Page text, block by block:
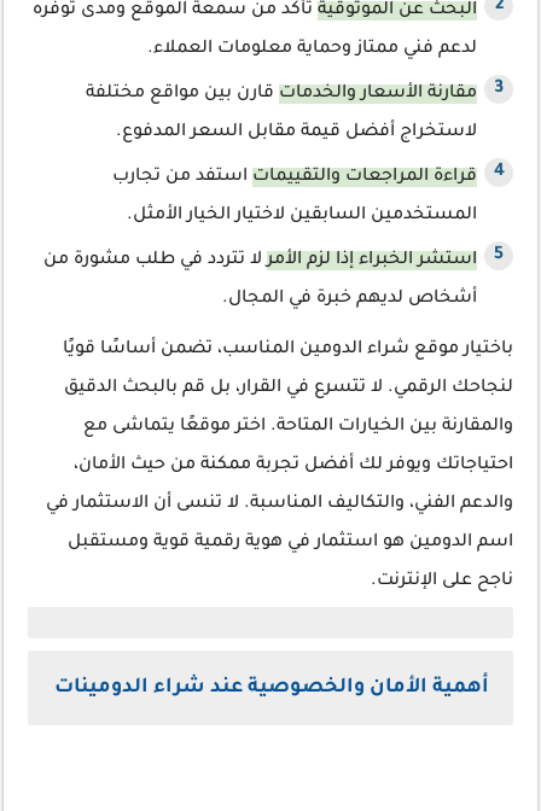
البحث عن الموثوقية تأكد من سمعة الموقع ومدى توفره
لدعم فني ممتاز وحماية معلومات العملاء.
مقارنة الأسعار والخدمات قارن بين مواقع مختلفة
لاستخراج أفضل قيمة مقابل السعر المدفوع.
قراءة المراجعات والتقييمات استفد من تجارب
المستخدمين السابقين لاختيار الخيار الأمثل.
استشر الخبراء إذا لزم الأمرلا تتردد في طلب مشورة من
أشخاص لديهم خبرة في المجال.
باختيار موقع شراء الدومين المناسب، تضمن أساسًا قويًا
لنجاحك الرقمي. لا تتسرع في القرار، بل قم بالبحث الدقيق
والمقارنة بين الخيارات المتاحة. اختر موقعًا يتماشى مع
احتياجاتك ويوفر لك أفضل تجربة ممكنة من حيث الأمان،
والدعم الفني، والتكاليف المناسبة. لا تنسى أن الاستثمار في
اسم الدومين هو استثمار في هوية رقمية قوية ومستقبل
ناجح على الإنترنت.
أهمية الأمان والخصوصية عند شراء الدومينات